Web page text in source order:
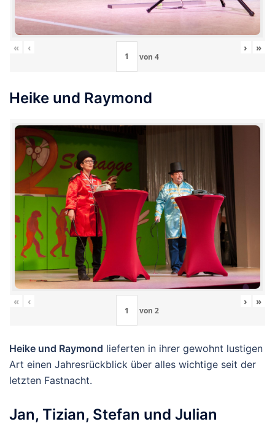
« ‹
von 4
› »
Heike und Raymond
« ‹
von 2
› »
Heike und Raymond lieferten in ihrer gewohnt lustigen
Art einen Jahresrückblick über alles wichtige seit der
letzten Fastnacht.
Jan, Tizian, Stefan und Julian